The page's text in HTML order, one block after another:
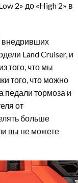
2» до «High 2» в
внедривших
Land Cruiser, и
того, что мы
того, что можно
педали тормоза и
от
больше
вы не можете